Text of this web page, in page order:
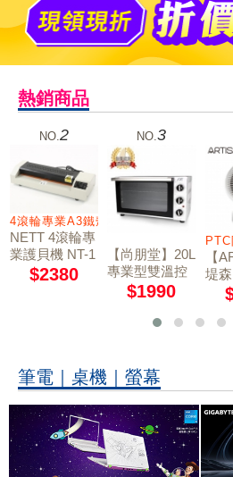
熱銷商品
NO. 2
4滾輪專業A3鐵殼製護貝機
NETT 4滾輪專
業護貝機 NT-1
901$2380
NO.3
【尚朋堂】20L
專業型雙溫控
電烤箱SO-712
$1990
【
堤
暖
筆電｜桌機｜螢幕